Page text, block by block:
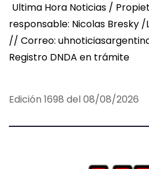
Ultima Hora Noticias /
responsable: Nicolas Bresky /
// Correo:
Registro DNDA en trámite
Edición 1698 del 08/08/2026